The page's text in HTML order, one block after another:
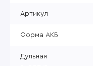
Артикул
Форма АКБ
Дульная